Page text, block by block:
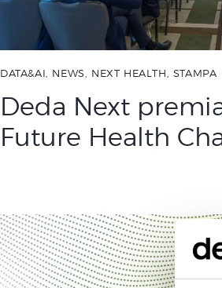
DATA&AI NEWS NEXT HEALTH STAMPA
Deda Next
Future Health